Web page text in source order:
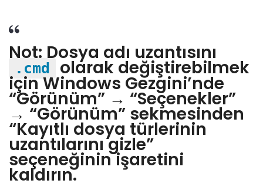
Not: Dosya adı uzantısını
.cmd olarak değiştirebilmek
için Windows Gezgini’nde
“Görünüm” → “Seçenekler”
→ “Görünüm” sekmesinden
“Kayıtlı dosya türlerinin
uzantılarını gizle”
seçeneğinin işaretini
kaldırın.